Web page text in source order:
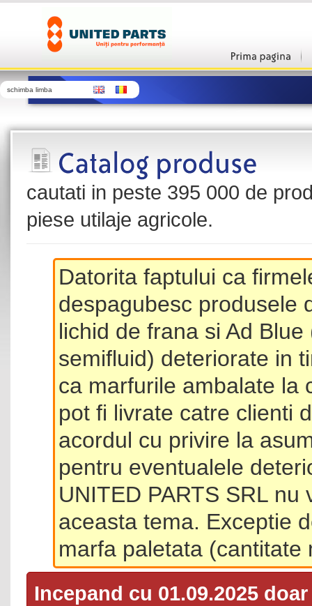
schimba limba
cautati in peste 395 000 de
piese utilaje agricole.
Datorita faptului ca
despagubesc produsele
lichid de frana si Ad
semifluid) deteriorate in
ca marfurile ambalate la
pot fi livrate catre clienti
acordul cu privire la
pentru eventualele
UNITED PARTS SRL
aceasta tema. Exceptie
marfa paletata (cantitate
Incepand cu 01.09.2025